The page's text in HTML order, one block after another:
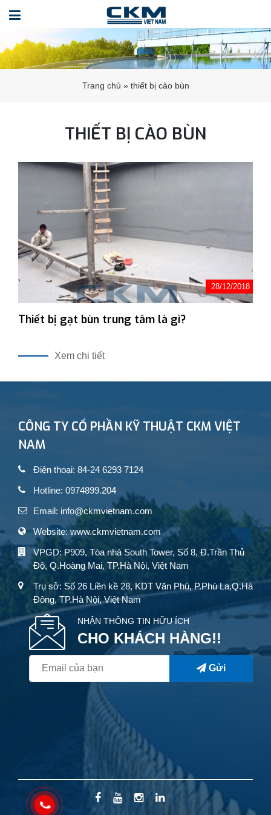
Trang chủ » thiết bị cào bùn
THIẾT BỊ CÀO BÙN
28/12/2018
Thiết bị gạt bùn trung tâm là gì?
Xem chi tiết
CÔNG TY CỔ PHẦN KỸ THUẬT CKM VIỆT
NAM
Điện thoại: 84-24 6293 7124
Hotline: 0974899.204
Email: info@ckmvietnam.com
Website: www.ckmvietnam.com
VPGD: P909, Tòa nhà South Tower, Số 8, Đ.Trần Thủ
Độ, Q.Hoàng Mai, TP.Hà Nội, Việt Nam
Trụ sở: Số 26 Liền kề 28, KDT Văn Phú, P.Phú La,Q.Hà
Đông, TP.Hà Nội, Việt Nam
NHẬN THÔNG TIN HỮU ÍCH
CHO KHÁCH HÀNG!!
Gửi